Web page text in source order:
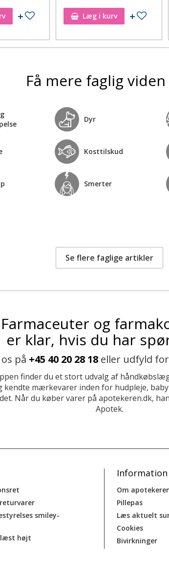
Tilføj til ønskeseddelLæg i kurv Tilføj
Få mere faglig
Dyr
Kosttilskud
Smerter
Se flere faglige artikler
Farmaceuter og
er klar, hvis du har
på +45 40 20 28 18 eller udfyld
finder du et stort udvalg af
kendte mærkevarer inden for hudpleje,
Når du køber varer på apotekeren.dk,
Apotek.
smiley-
læst højt
Information
Om
Pillepas
Læs aktuelt
Cookies
Bivirkninger